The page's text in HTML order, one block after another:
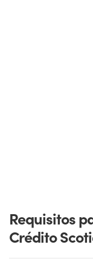
Requisitos
Crédito